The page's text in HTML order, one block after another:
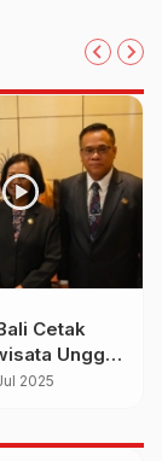
Cetak
Unggul
Hospitality
2025